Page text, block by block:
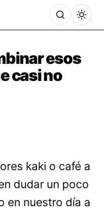
esos
casi no
kaki o café a
dudar un poco
en nuestro día a